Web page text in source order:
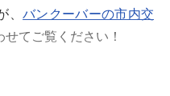
バンクーバーの市内交
せてご覧ください！